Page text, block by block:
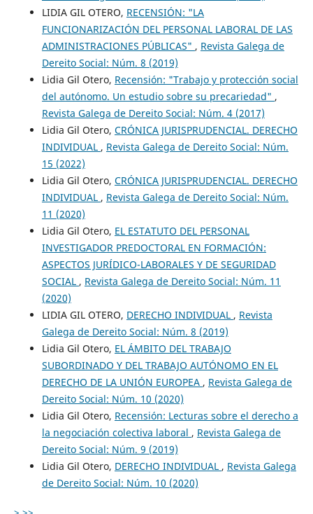
LIDIA GIL OTERO, RECENSIÓN: "LA
FUNCIONARIZACIÓN DEL PERSONAL LABORAL DE LAS
ADMINISTRACIONES PÚBLICAS" , Revista Galega de
Dereito Social: Núm. 8 (2019)
Lidia Gil Otero, Recensión: "Trabajo y protección social
del autónomo. Un estudio sobre su precariedad" ,
Revista Galega de Dereito Social: Núm. 4 (2017)
Lidia Gil Otero, CRÓNICA JURISPRUDENCIAL. DERECHO
INDIVIDUAL , Revista Galega de Dereito Social: Núm.
15 (2022)
Lidia Gil Otero, CRÓNICA JURISPRUDENCIAL. DERECHO
INDIVIDUAL , Revista Galega de Dereito Social: Núm.
11 (2020)
Lidia Gil Otero, EL ESTATUTO DEL PERSONAL
INVESTIGADOR PREDOCTORAL EN FORMACIÓN:
ASPECTOS JURÍDICO-LABORALES Y DE SEGURIDAD
SOCIAL , Revista Galega de Dereito Social: Núm. 11
(2020)
LIDIA GIL OTERO, DERECHO INDIVIDUAL , Revista
Galega de Dereito Social: Núm. 8 (2019)
Lidia Gil Otero, EL ÁMBITO DEL TRABAJO
SUBORDINADO Y DEL TRABAJO AUTÓNOMO EN EL
DERECHO DE LA UNIÓN EUROPEA , Revista Galega de
Dereito Social: Núm. 10 (2020)
Lidia Gil Otero, Recensión: Lecturas sobre el derecho a
la negociación colectiva laboral , Revista Galega de
Dereito Social: Núm. 9 (2019)
Lidia Gil Otero, DERECHO INDIVIDUAL , Revista Galega
de Dereito Social: Núm. 10 (2020)